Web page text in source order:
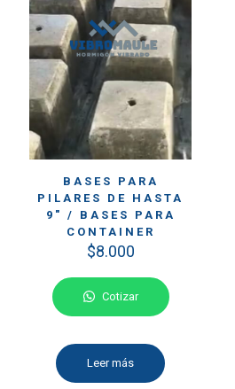
BASES PARA
PILARES DE HASTA
9″ / BASES PARA
CONTAINER
$8.000
Cotizar
Leer más